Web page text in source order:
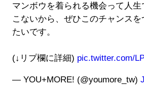
マンボウを着られる機会って人
こないから、ぜひこのチャンスを
たいです。
(↓リプ欄に詳細) pic.twitter.com/
— YOU+MORE! (@youmore_tw)